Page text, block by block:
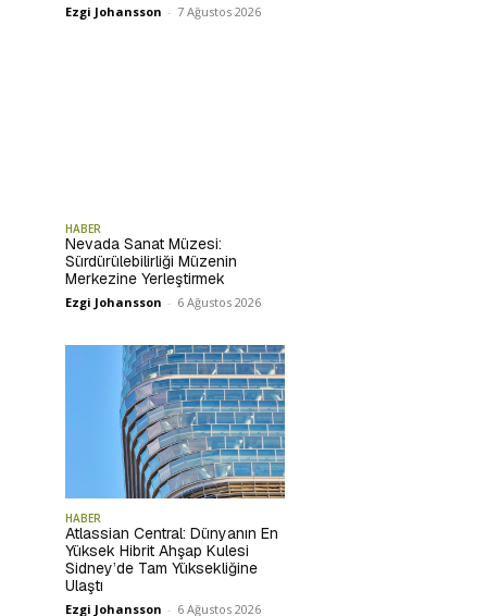
Ezgi Johansson - 7 Ağustos 2026
HABER
Nevada Sanat Müzesi:
Sürdürülebilirliği Müzenin
Merkezine Yerleştirmek
Ezgi Johansson - 6 Ağustos 2026
HABER
Atlassian Central: Dünyanın En
Yüksek Hibrit Ahşap Kulesi
Sidney’de Tam Yüksekliğine
Ulaştı
Ezgi Johansson - 6 Ağustos 2026